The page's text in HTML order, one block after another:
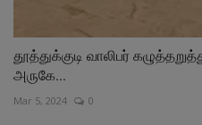
தூத்துக்குடி வாலிபர்
அருகே...
Mar 5, 2024 0